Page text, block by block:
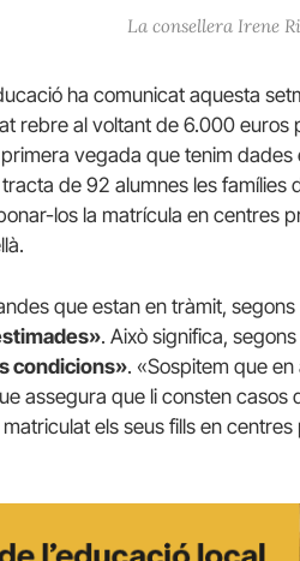
La consellera Irene
ha comunicat aquesta
rebre al voltant de 6.000
vegada que tenim
de 92 alumnes les famílies
los la matrícula en centres
que estan en tràmit,
. Això significa,
condicions». «Sospitem que
assegura que li consten casos
els seus fills en